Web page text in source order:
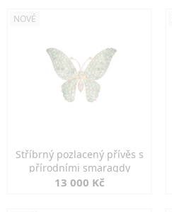
NOVÉ
Stříbrný pozlacený přívěs s
přírodními smaragdy
13 000 Kč